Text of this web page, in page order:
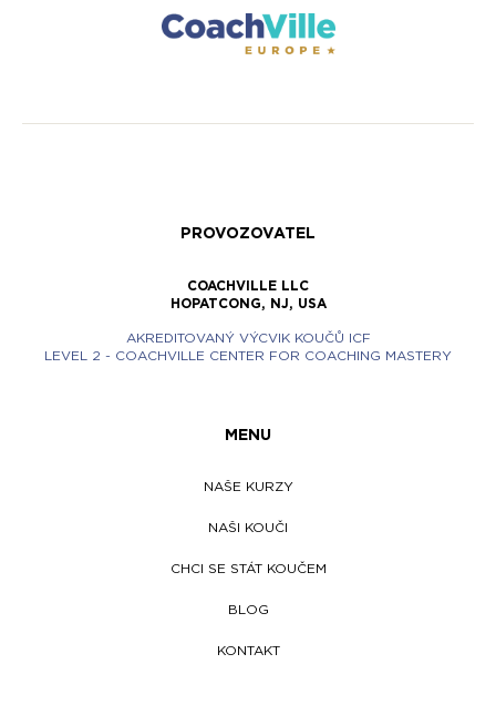
PROVOZOVATEL
COACHVILLE LLC
HOPATCONG, NJ, USA
AKREDITOVANÝ VÝCVIK KOUČŮ ICF
LEVEL 2 - COACHVILLE CENTER FOR COACHING MASTERY
MENU
NAŠE KURZY
NAŠI KOUČI
CHCI SE STÁT KOUČEM
BLOG
KONTAKT